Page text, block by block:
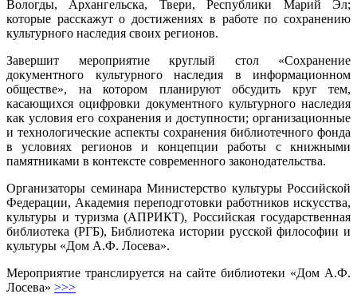
Вологды, Архангельска, Твери, Республики Марий Эл;
которые расскажут о достижениях в работе по сохранению
культурного наследия своих регионов.
Завершит мероприятие круглый стол «Сохранение
документного культурного наследия в информационном
обществе», на котором планируют обсудить круг тем,
касающихся оцифровки документного культурного наследия
как условия его сохранения и доступности; организационные
и технологические аспекты сохранения библиотечного фонда
в условиях регионов и концепции работы с книжными
памятниками в контексте современного законодательства.
Организаторы семинара Министерство культуры Российской
Федерации, Академия переподготовки работников искусства,
культуры и туризма (АПРИКТ), Российская государственная
библиотека (РГБ), Библиотека истории русской философии и
культуры «Дом А.Ф. Лосева».
Мероприятие транслируется на сайте библиотеки «Дом А.Ф.
Лосева» >>>